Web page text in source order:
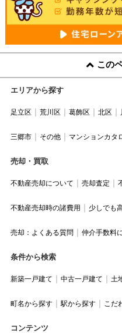
この
エリアから探す
足立区 荒川区 葛飾区 北区
三郷市 その他 マンションカタ
売却・買取
不動産売却について 売却査定
不動産売却時の諸費用 少しでも
売却：よくある質問 仲介手数料
条件から検索
新築一戸建て 中古一戸建て 土
町名から探す 駅から探す こだ
コンテンツ